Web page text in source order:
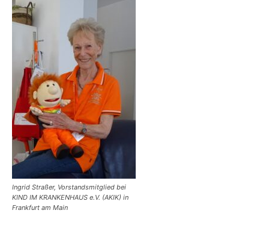
Ingrid Straßer, Vorstandsmitglied bei
KIND IM KRANKENHAUS e.V. (AKIK) in
Frankfurt am Main